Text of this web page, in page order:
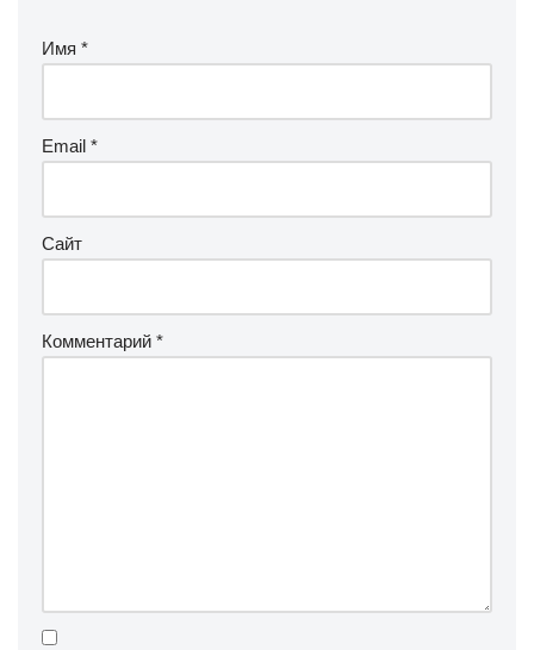
Имя *
Email *
Сайт
Комментарий *